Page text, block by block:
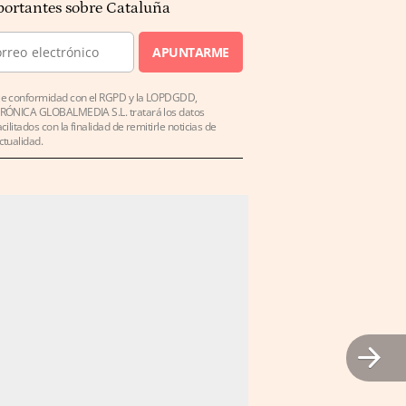
sobre Cataluña
APUNTARME
conformidad con el RGPD y la LOPDGDD,
GLOBALMEDIA S.L. tratará los datos
con la finalidad de remitirle noticias de